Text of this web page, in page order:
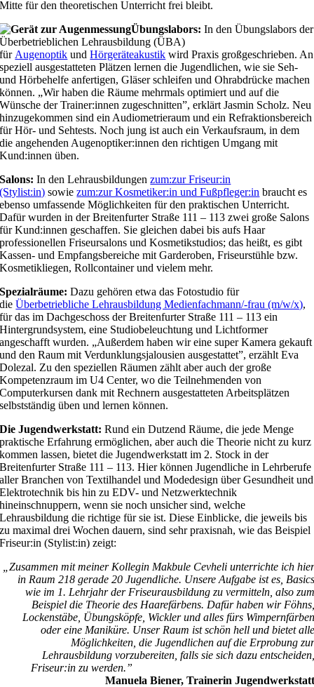
Mitte für den theoretischen Unterricht frei bleibt.
Übungslabors: In den Übungslabors der
Überbetrieblichen Lehrausbildung (ÜBA)
für Augenoptik undHörgeräteakustik wird Praxis großgeschrieben. An
speziell ausgestatteten Plätzen lernen die Jugendlichen, wie sie Seh-
und Hörbehelfe anfertigen, Gläser schleifen und Ohrabdrücke machen
können. „Wir haben die Räume mehrmals optimiert und auf die
Wünsche der Trainer:innen zugeschnitten”, erklärt Jasmin Scholz. Neu
hinzugekommen sind ein Audiometrieraum und ein Refraktionsbereich
für Hör- und Sehtests. Noch jung ist auch ein Verkaufsraum, in dem
die angehenden Augenoptiker:innen den richtigen Umgang mit
Kund:innen üben.
Salons: In den Lehrausbildungenzum:zur Friseur:in
(Stylist:in) sowiezum:zur Kosmetiker:in und Fußpfleger:in braucht es
ebenso umfassende Möglichkeiten für den praktischen Unterricht.
Dafür wurden in der Breitenfurter Straße 111 – 113 zwei große Salons
für Kund:innen geschaffen. Sie gleichen dabei bis aufs Haar
professionellen Friseursalons und Kosmetikstudios; das heißt, es gibt
Kassen- und Empfangsbereiche mit Garderoben, Friseurstühle bzw.
Kosmetikliegen, Rollcontainer und vielem mehr.
Spezialräume: Dazu gehören etwa das Fotostudio für
dieÜberbetriebliche Lehrausbildung Medienfachmann/-frau (m/w/x),
für das im Dachgeschoss der Breitenfurter Straße 111 – 113 ein
Hintergrundsystem, eine Studiobeleuchtung und Lichtformer
angeschafft wurden. „Außerdem haben wir eine super Kamera gekauft
und den Raum mit Verdunklungsjalousien ausgestattet”, erzählt Eva
Dolezal. Zu den speziellen Räumen zählt aber auch der große
Kompetenzraum im U4 Center, wo die Teilnehmenden von
Computerkursen dank mit Rechnern ausgestatteten Arbeitsplätzen
selbstständig üben und lernen können.
Die Jugendwerkstatt: Rund ein Dutzend Räume, die jede Menge
praktische Erfahrung ermöglichen, aber auch die Theorie nicht zu kurz
kommen lassen, bietet die Jugendwerkstatt im 2. Stock in der
Breitenfurter Straße 111 – 113. Hier können Jugendliche in Lehrberufe
aller Branchen von Textilhandel und Modedesign über Gesundheit und
Elektrotechnik bis hin zu EDV- und Netzwerktechnik
hineinschnuppern, wenn sie noch unsicher sind, welche
Lehrausbildung die richtige für sie ist. Diese Einblicke, die jeweils bis
zu maximal drei Wochen dauern, sind sehr praxisnah, wie das Beispiel
Friseur:in (Stylist:in) zeigt:
„Zusammen mit meiner Kollegin Makbule Cevheli unterrichte ich hier
in Raum 218 gerade 20 Jugendliche. Unsere Aufgabe ist es, Basics
wie im 1. Lehrjahr der Friseurausbildung zu vermitteln, also zum
Beispiel die Theorie des Haarefärbens. Dafür haben wir Föhns,
Lockenstäbe, Übungsköpfe, Wickler und alles fürs Wimpernfärben
oder eine Maniküre. Unser Raum ist schön hell und bietet alle
Möglichkeiten, die Jugendlichen auf die Erprobung zur
Lehrausbildung vorzubereiten, falls sie sich dazu entscheiden,
Friseur:in zu werden.”
Manuela Biener, Trainerin Jugendwerkstatt